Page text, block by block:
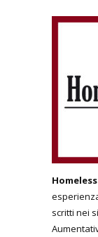
scritti nei